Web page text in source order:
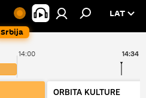
Srbija
LAT
14:00 14:34
ORBITA KULTURE